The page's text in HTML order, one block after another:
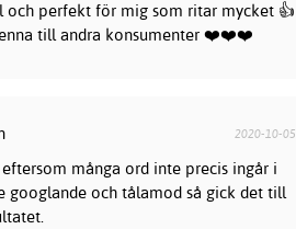
perfekt för mig som ritar mycket 👍
till andra konsumenter ❤️❤️❤️
2020-10-05
många ord inte precis ingår i
googlande och tålamod så gick det till